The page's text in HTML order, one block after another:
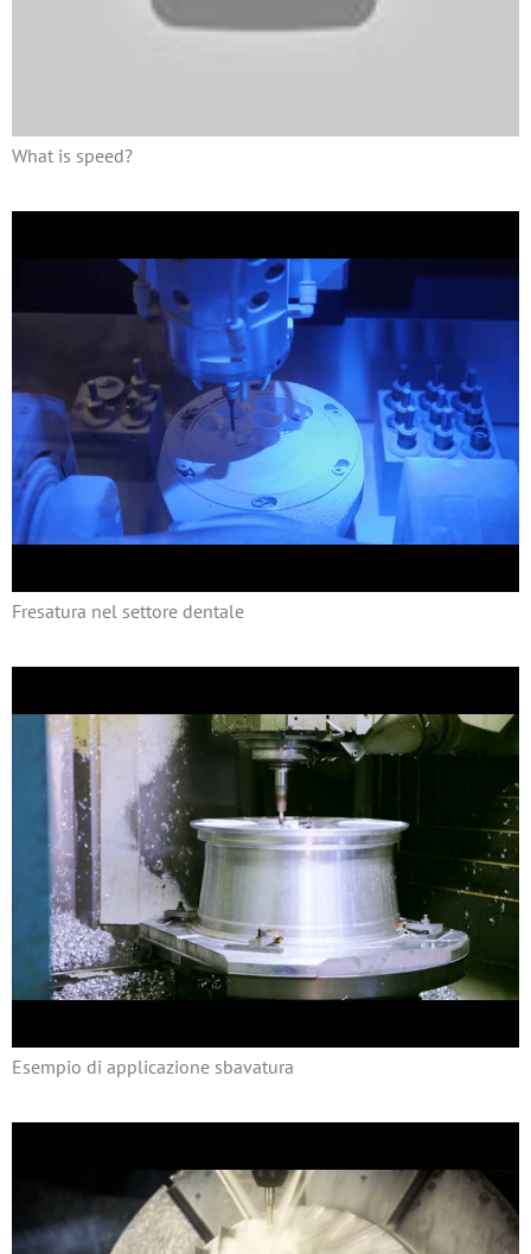
What is speed?
Fresatura nel settore dentale
Esempio di applicazione sbavatura